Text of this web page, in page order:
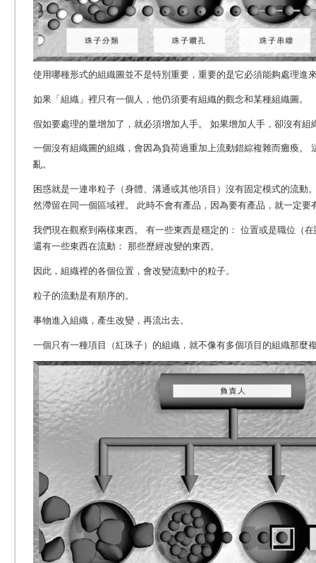
使用哪種形式的組織圖並不是特別重要，重要的是它必須能夠處理進
如果「組織」裡只有一個人，他仍須要有組織的觀念和某種組織圖。
假如要處理的量增加了，就必須增加人手。 如果增加人手，卻沒有組
一個沒有組織圖的組織，會因為負荷過重加上流動錯綜複雜而癱瘓。
亂。
困惑就是一連串粒子（身體、溝通或其他項目）沒有固定模式的流動
然滯留在同一個區域裡。 此時不會有產品，因為要有產品，就一定要
我們現在觀察到兩樣東西。 有一些東西是穩定的： 位置或是職位（
還有一些東西在流動： 那些歷經改變的東西。
因此，組織裡的各個位置，會改變流動中的粒子。
粒子的流動是有順序的。
事物進入組織，產生改變，再流出去。
一個只有一種項目（紅珠子）的組織，就不像有多個項目的組織那麼